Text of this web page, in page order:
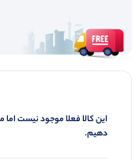
این کالا فعلا موجود نیست
دهیم.